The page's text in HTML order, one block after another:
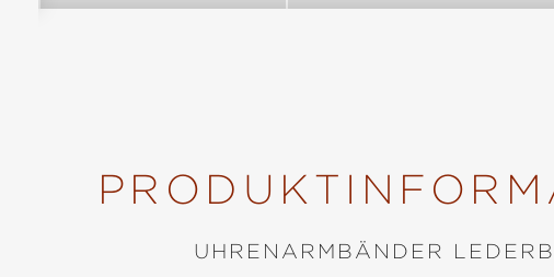
UHRENARMBÄNDER